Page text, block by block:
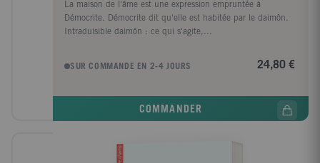
La maison de l'âme est une expression empruntée à
Démocrite. Démocrite dit qu'elle est habitée par le daimôn.
Intraduisible daimôn : ce qui s'agite,...
SUR COMMANDE EN 2-4 JOURS 24,80 €
COMMANDER